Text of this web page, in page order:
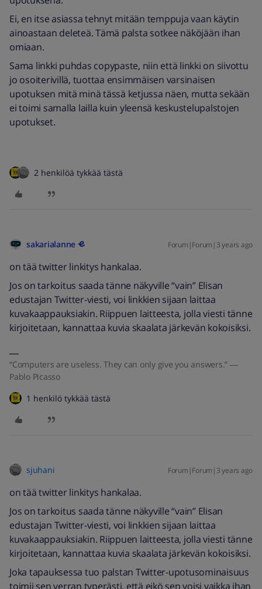
Ei, en itse asiassa tehnyt mitään temppuja vaan käytin
ainoastaan deleteä. Tämä palsta sotkee näköjään ihan
omiaan.
Sama linkki puhdas copypaste, niin että linkki on siivottu
jo osoiterivillä, tuottaa ensimmäisen varsinaisen
upotuksen mitä minä tässä ketjussa näen, mutta sekään
ei toimi samalla lailla kuin yleensä keskustelupalstojen
upotukset.
2 henkilöä tykkää tästä
sakarialanne Forum|Forum|3 years ago
on tää twitter linkitys hankalaa.
Jos on tarkoitus saada tänne näkyville “vain” Elisan
edustajan Twitter-viesti, voi linkkien sijaan laittaa
kuvakaappauksiakin. Riippuen laitteesta, jolla viesti tänne
kirjoitetaan, kannattaa kuvia skaalata järkevän kokoisiksi.
“Computers are useless. They can only give you answers.” ―
Pablo Picasso
1 henkilö tykkää tästä
sjuhani Forum|Forum|3 years ago
on tää twitter linkitys hankalaa.
Jos on tarkoitus saada tänne näkyville “vain” Elisan
edustajan Twitter-viesti, voi linkkien sijaan laittaa
kuvakaappauksiakin. Riippuen laitteesta, jolla viesti tänne
kirjoitetaan, kannattaa kuvia skaalata järkevän kokoisiksi.
Joka tapauksessa tuo palstan Twitter-upotusominaisuus
toimii sen verran typerästi, että eikö sen voisi vaikka ihan